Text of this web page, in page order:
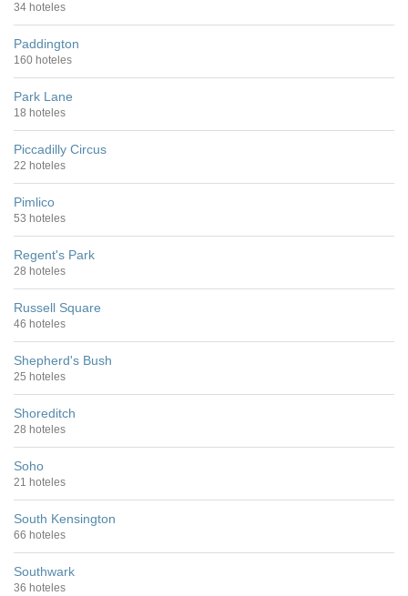
34 hoteles
Paddington
160 hoteles
Park Lane
18 hoteles
Piccadilly Circus
22 hoteles
Pimlico
53 hoteles
Regent's Park
28 hoteles
Russell Square
46 hoteles
Shepherd's Bush
25 hoteles
Shoreditch
28 hoteles
Soho
21 hoteles
South Kensington
66 hoteles
Southwark
36 hoteles